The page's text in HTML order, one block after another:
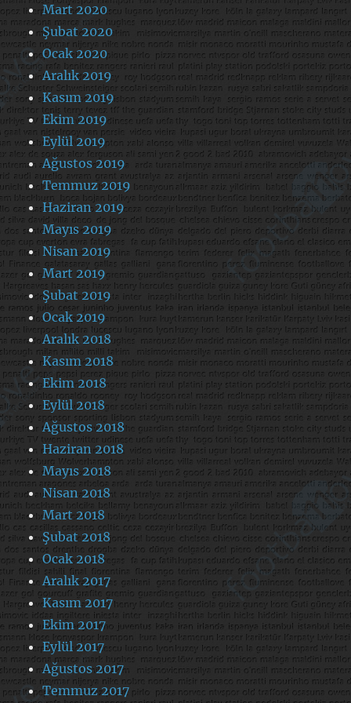
Mart 2020
Şubat 2020
Ocak 2020
Aralık 2019
Kasım 2019
Ekim 2019
Eylül 2019
Ağustos 2019
Temmuz 2019
Haziran 2019
Mayıs 2019
Nisan 2019
Mart 2019
Şubat 2019
Ocak 2019
Aralık 2018
Kasım 2018
Ekim 2018
Eylül 2018
Ağustos 2018
Haziran 2018
Mayıs 2018
Nisan 2018
Mart 2018
Şubat 2018
Ocak 2018
Aralık 2017
Kasım 2017
Ekim 2017
Eylül 2017
Ağustos 2017
Temmuz 2017